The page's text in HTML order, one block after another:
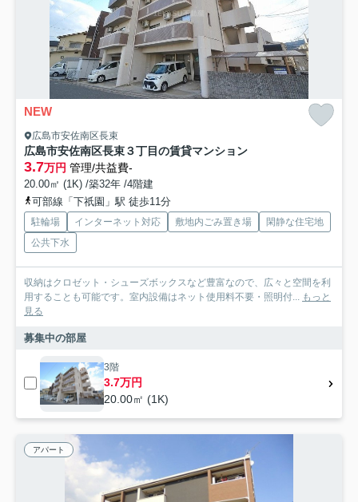
NEW
広島市安佐南区長束
広島市安佐南区長束３丁目の賃貸マンション
3.7万円 管理/共益費-
20.00㎡ (1K) /築32年 /4階建
可部線「下祇園」駅 徒歩11分
駐輪場 インターネット対応 敷地内ごみ置き場
閑静な住宅地
公共下水
収納はクロゼット・シューズボックスなど豊富なので、広々と空間を利
用することも可能です。室内設備はネット使用料不要・照明付...
もっと
見る
募集中の部屋
3階
3.7万円
20.00㎡ (1K)
アパート